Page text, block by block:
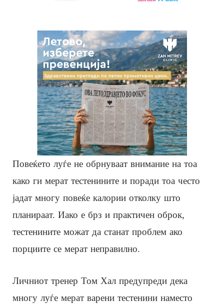
Повеќето луѓе не обрнуваат внимание на тоа
како ги мерат тестенините и поради тоа често
јадат многу повеќе калории отколку што
планираат. Иако е брз и практичен оброк,
тестенините можат да станат проблем ако
порциите се мерат неправилно.
Личниот тренер Том Хал предупреди дека
многу луѓе мерат варени тестенини наместо